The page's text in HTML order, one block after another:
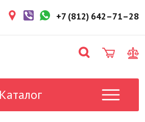
рабочих дней.
в магазин: 1-2 рабочих
отсутствует на
у менеджера.
+7 (812) 642–71–28
Каталог